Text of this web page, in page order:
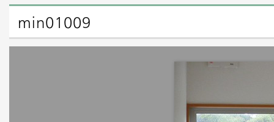
min01009